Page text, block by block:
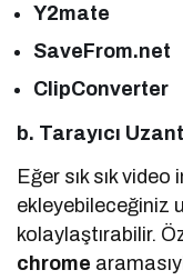
Y2mate
SaveFrom.net
ClipConverter
b. Tarayıcı
Eğer sık sık video
ekleyebileceğiniz
kolaylaştırabilir.
chrome